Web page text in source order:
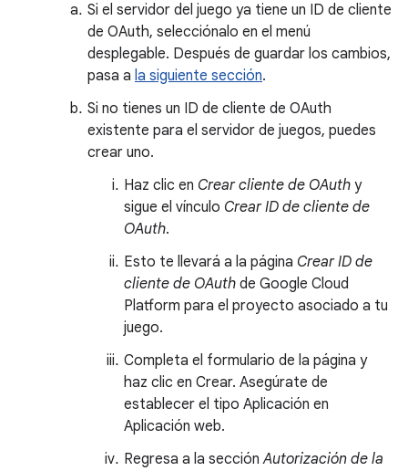
Si el servidor del juego ya tiene un ID de cliente
de OAuth, selecciónalo en el menú
desplegable. Después de guardar los cambios,
pasa a la siguiente sección.
Si no tienes un ID de cliente de OAuth
existente para el servidor de juegos, puedes
crear uno.
Haz clic en Crear cliente de OAuth y
sigue el vínculo Crear ID de cliente de
OAuth.
Esto te llevará a la página Crear ID de
cliente de OAuth de Google Cloud
Platform para el proyecto asociado a tu
juego.
Completa el formulario de la página y
haz clic en Crear. Asegúrate de
establecer el tipo Aplicación en
Aplicación web.
Regresa a la secciónAutorización de la